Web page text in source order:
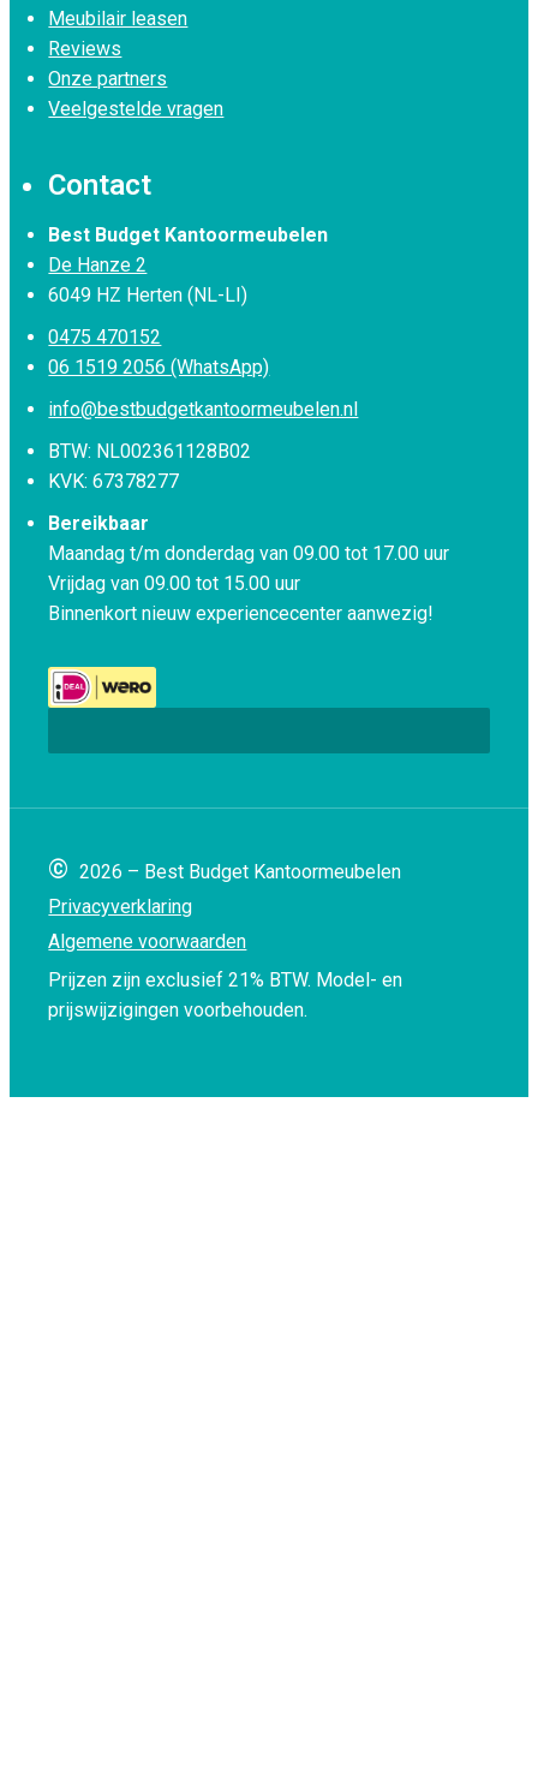
Meubilair leasen
Reviews
Onze partners
Veelgestelde vragen
Contact
Best Budget Kantoormeubelen
De Hanze 2
6049 HZ Herten (NL-LI)
0475 470152
06 1519 2056 (WhatsApp)
info@bestbudgetkantoormeubelen.nl
BTW: NL002361128B02
KVK: 67378277
Bereikbaar
Maandag t/m donderdag van 09.00 tot 17.00 uur
Vrijdag van 09.00 tot 15.00 uur
Binnenkort nieuw experiencecenter aanwezig!
© 2026 – Best Budget Kantoormeubelen
Privacyverklaring
Algemene voorwaarden
Prijzen zijn exclusief 21% BTW. Model- en
prijswijzigingen voorbehouden.